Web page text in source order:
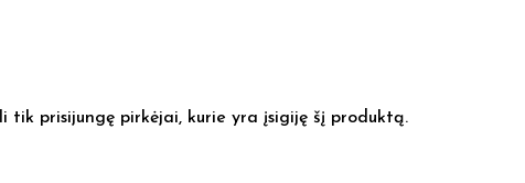
tik prisijungę pirkėjai, kurie yra įsigiję šį produktą.